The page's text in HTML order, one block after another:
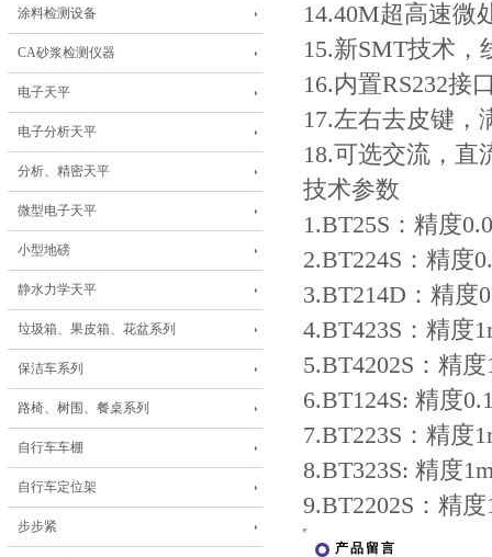
涂料检测设备
CA砂浆检测仪器
电子天平
电子分析天平
分析、精密天平
微型电子天平
小型地磅
静水力学天平
垃圾箱、果皮箱、花盆系列
保洁车系列
路椅、树围、餐桌系列
自行车车棚
自行车定位架
步步紧
14.40M超高速微
15.新SMT技术
16.内置RS232接
17.左右去皮键
18.可选交流，
技术参数
1.BT25S：精度
2.BT224S：精度
3.BT214D：精度
4.BT423S：精度
5.BT4202S：精
6.BT124S: 精度
7.BT223S：精度
8.BT323S: 精度
9.BT2202S：精
产品留言